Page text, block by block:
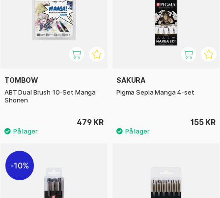
TOMBOW
ABT Dual Brush 10-Set Manga
Shonen
479 KR
SAKURA
Pigma Sepia Manga 4-set
155 KR
10%